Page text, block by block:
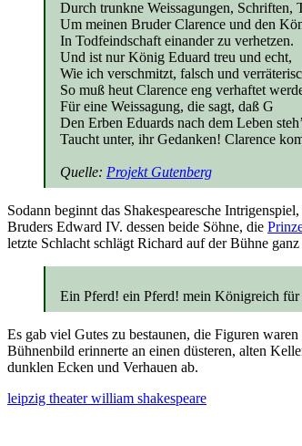
Durch trunkne Weissagungen, Schriften,
Um meinen Bruder Clarence und den
In Todfeindschaft einander zu verhetzen.
Und ist nur König Eduard treu und echt,
Wie ich verschmitzt, falsch und
So muß heut Clarence eng verhaftet
Für eine Weissagung, die sagt, daß G
Den Erben Eduards nach dem Leben
Taucht unter, ihr Gedanken! Clarence
Quelle: Projekt Gutenberg
Sodann beginnt das Shakespearesche
Bruders Edward IV. dessen beide Söhne, die
letzte Schlacht schlägt Richard auf der Bühne
Ein Pferd! ein Pferd! mein Königreich für
Es gab viel Gutes zu bestaunen, die Figuren
Bühnenbild erinnerte an einen düsteren, alten
dunklen Ecken und Verhauen ab.
leipzig theaterwilliam shakespeare